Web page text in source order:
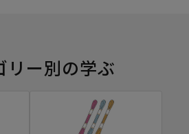
リー別の学ぶ